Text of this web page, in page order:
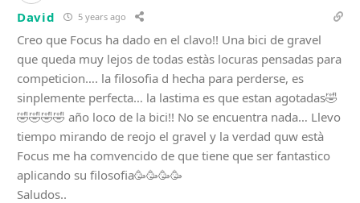
David 5 years ago
Creo que Focus ha dado en el clavo!! Una bici de gravel
que queda muy lejos de todas estàs locuras pensadas para
competicion…. la filosofia d hecha para perderse, es
sinplemente perfecta… la lastima es que estan agotadas🤣
🤣🤣🤣🤣 año loco de la bici!! No se encuentra nada… Llevo
tiempo mirando de reojo el gravel y la verdad quw està
Focus me ha comvencido de que tiene que ser fantastico
aplicando su filosofia🥳🥳🥳🥳
Saludos..